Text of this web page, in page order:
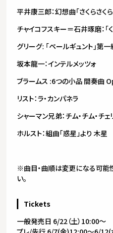
平井康三郎：幻想曲「さくらさくら
チャイコフスキー＝石井琢磨：「
グリーグ: ｢ペールギュント｣第
坂本龍一：インテルメッツォ
ブラームス :6つの小品 間奏曲
リスト：ラ・カンパネラ
シャーマン兄弟：チム・チム・チェ
ホルスト：組曲「惑星」より 木星
※曲目・曲順は変更になる可能
い。
Tickets
一般発売日 6/22（土）10:00～